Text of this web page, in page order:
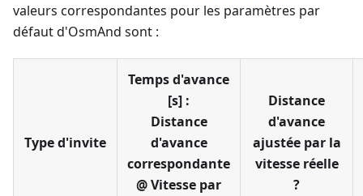
valeurs correspondantes pour les paramètres par
défaut d'OsmAnd sont :
Type d'invite
Temps d'avance
[s] :
Distance
d'avance
correspondante
@ Vitesse par
Distance
d'avance
ajustée par la
vitesse réelle
?